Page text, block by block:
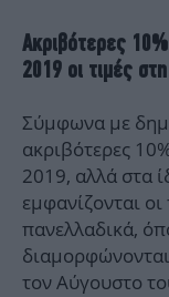
Ακριβότερες
2019 οι τιμές
Σύμφωνα με
ακριβότερες
2019, αλλά στα
εμφανίζονται
πανελλαδικά,
τον Αύγουστο